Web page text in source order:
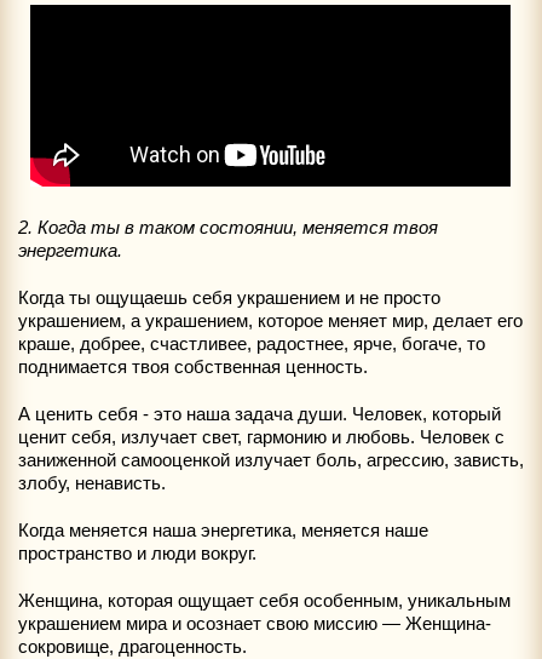
2. Когда ты в таком состоянии, меняется твоя
энергетика.
Когда ты ощущаешь себя украшением и не просто
украшением, а украшением, которое меняет мир, делает его
краше, добрее, счастливее, радостнее, ярче, богаче, то
поднимается твоя собственная ценность.
А ценить себя - это наша задача души. Человек, который
ценит себя, излучает свет, гармонию и любовь. Человек с
заниженной самооценкой излучает боль, агрессию, зависть,
злобу, ненависть.
Когда меняется наша энергетика, меняется наше
пространство и люди вокруг.
Женщина, которая ощущает себя особенным, уникальным
украшением мира и осознает свою миссию — Женщина-
сокровище, драгоценность.